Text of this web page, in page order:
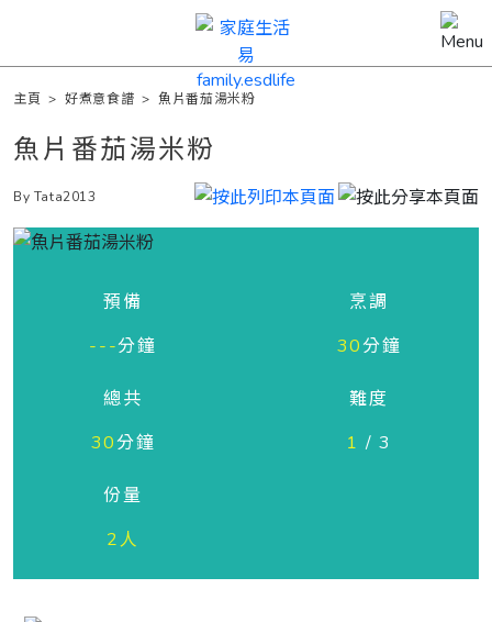
主頁 >好煮意食譜 >魚片番茄湯米粉
魚片番茄湯米粉
By Tata2013
預備
---分鐘
烹調
30分鐘
總共
30分鐘
難度
1 / 3
份量
2人